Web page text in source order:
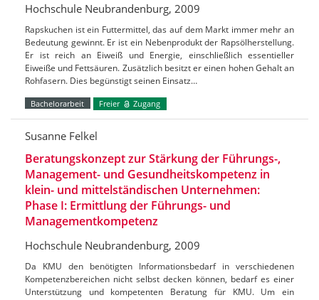
Hochschule Neubrandenburg, 2009
Rapskuchen ist ein Futtermittel, das auf dem Markt immer mehr an
Bedeutung gewinnt. Er ist ein Nebenprodukt der Rapsölherstellung.
Er ist reich an Eiweiß und Energie, einschließlich essentieller
Eiweiße und Fettsäuren. Zusätzlich besitzt er einen hohen Gehalt an
Rohfasern. Dies begünstigt seinen Einsatz…
Bachelorarbeit Freier Zugang
Susanne Felkel
Beratungskonzept zur Stärkung der Führungs-,
Management- und Gesundheitskompetenz in
klein- und mittelständischen Unternehmen:
Phase I: Ermittlung der Führungs- und
Managementkompetenz
Hochschule Neubrandenburg, 2009
Da KMU den benötigten Informationsbedarf in verschiedenen
Kompetenzbereichen nicht selbst decken können, bedarf es einer
Unterstützung und kompetenten Beratung für KMU. Um ein